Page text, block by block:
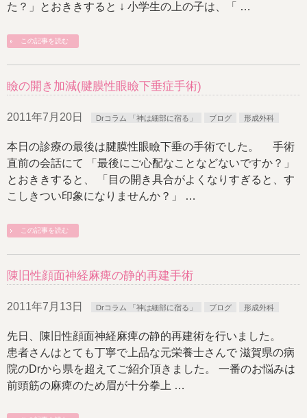
た？」とおききすると ↓ 小学生の上の子は、「 …
この記事を読む
瞼の開き加減(腱膜性眼瞼下垂症手術)
2011年7月20日 Drコラム 「神は細部に宿る」 ブログ 形成外科
本日の診療の最後は腱膜性眼瞼下垂の手術でした。 手術
直前の会話にて 「最後にご心配なことなどないですか？」
とおききすると、 「目の開き具合がよくなりすぎると、す
こしきつい印象になりませんか？」 …
この記事を読む
陳旧性顔面神経麻痺の静的再建手術
2011年7月13日 Drコラム 「神は細部に宿る」 ブログ 形成外科
先日、陳旧性顔面神経麻痺の静的再建術を行いました。
患者さんはとても丁寧で上品な元栄養士さんで 滋賀県の病
院のDrから県を超えてご紹介頂きました。 一番のお悩みは
前頭筋の麻痺のため眉が十分拳上 …